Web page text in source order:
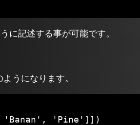
に記述する事が可能です。
うになります。